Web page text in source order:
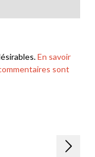
En savoir
sont